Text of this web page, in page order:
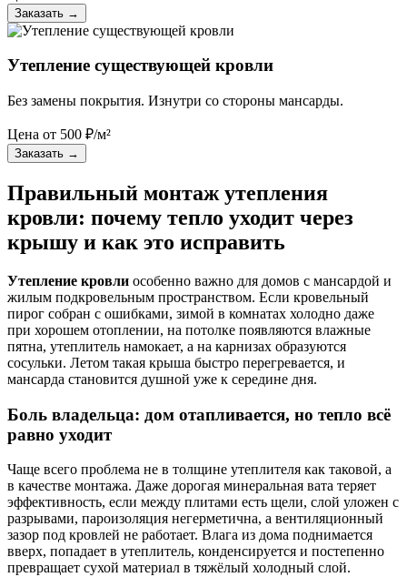
Заказать →
Утепление существующей кровли
Без замены покрытия. Изнутри со стороны мансарды.
Цена от 500 ₽/м²
Заказать →
Правильный монтаж утепления
кровли: почему тепло уходит через
крышу и как это исправить
Утепление кровли особенно важно для домов с мансардой и
жилым подкровельным пространством. Если кровельный
пирог собран с ошибками, зимой в комнатах холодно даже
при хорошем отоплении, на потолке появляются влажные
пятна, утеплитель намокает, а на карнизах образуются
сосульки. Летом такая крыша быстро перегревается, и
мансарда становится душной уже к середине дня.
Боль владельца: дом отапливается, но тепло всё
равно уходит
Чаще всего проблема не в толщине утеплителя как таковой, а
в качестве монтажа. Даже дорогая минеральная вата теряет
эффективность, если между плитами есть щели, слой уложен с
разрывами, пароизоляция негерметична, а вентиляционный
зазор под кровлей не работает. Влага из дома поднимается
вверх, попадает в утеплитель, конденсируется и постепенно
превращает сухой материал в тяжёлый холодный слой.